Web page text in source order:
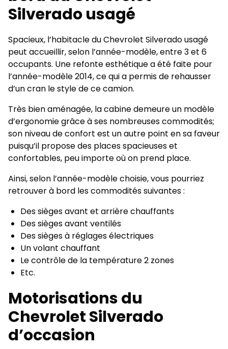
Silverado usagé
Spacieux, l’habitacle du Chevrolet Silverado usagé
peut accueillir, selon l’année-modèle, entre 3 et 6
occupants. Une refonte esthétique a été faite pour
l’année-modèle 2014, ce qui a permis de rehausser
d’un cran le style de ce camion.
Très bien aménagée, la cabine demeure un modèle
d’ergonomie grâce à ses nombreuses commodités;
son niveau de confort est un autre point en sa faveur
puisqu’il propose des places spacieuses et
confortables, peu importe où on prend place.
Ainsi, selon l’année-modèle choisie, vous pourriez
retrouver à bord les commodités suivantes :
Des sièges avant et arrière chauffants
Des sièges avant ventilés
Des sièges à réglages électriques
Un volant chauffant
Le contrôle de la température 2 zones
Etc.
Motorisations du
Chevrolet Silverado
d’occasion